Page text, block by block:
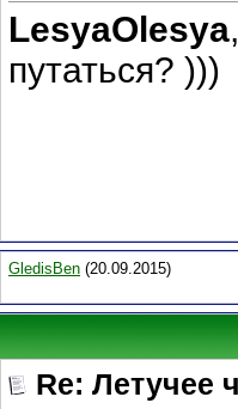
LesyaOlesya
путаться? )))
GledisBen (20.09.2015)
Re: Летучее